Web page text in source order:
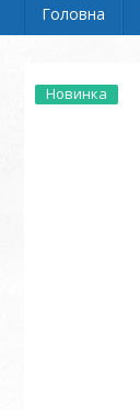
Головна
Новинка